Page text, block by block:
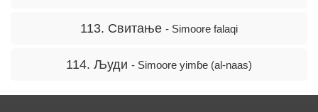
113. Свитање - Simoore falaqi
114. Људи - Simoore yimɓe (al-naas)